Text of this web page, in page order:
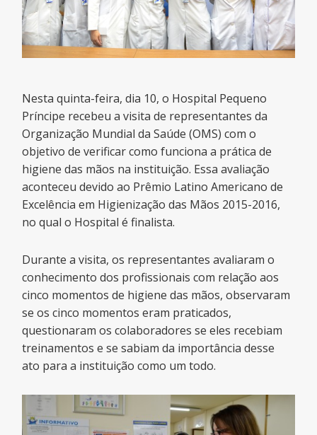
Nesta quinta-feira, dia 10, o Hospital Pequeno
Príncipe recebeu a visita de representantes da
Organização Mundial da Saúde (OMS) com o
objetivo de verificar como funciona a prática de
higiene das mãos na instituição. Essa avaliação
aconteceu devido ao Prêmio Latino Americano de
Excelência em Higienização das Mãos 2015-2016,
no qual o Hospital é finalista.
Durante a visita, os representantes avaliaram o
conhecimento dos profissionais com relação aos
cinco momentos de higiene das mãos, observaram
se os cinco momentos eram praticados,
questionaram os colaboradores se eles recebiam
treinamentos e se sabiam da importância desse
ato para a instituição como um todo.